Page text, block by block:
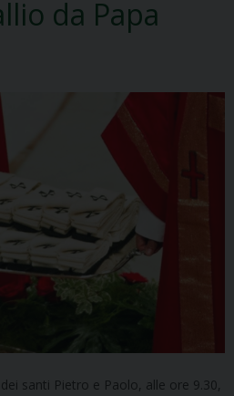
da Papa
santi Pietro e Paolo, alle ore 9.30,